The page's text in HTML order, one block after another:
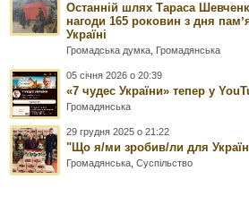
Останній шлях Тараса
нагоди 165 роковин з дня
Україні
Громадська думка, Громадянська
05 січня 2026 о 20:39
«7 чудес України» тепер у
Громадянська
29 грудня 2025 о 21:22
"Що я/ми зробив/ли для
Громадянська,Суспільство